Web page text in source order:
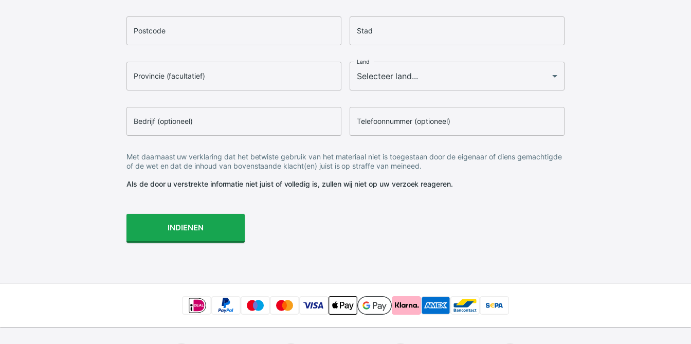
Postcode Stad
Provincie (facultatief)
Land
Bedrijf (optioneel) Telefoonnummer (optioneel)
Met daarnaast uw verklaring dat het betwiste gebruik van het materiaal niet is toegestaan door de eigenaar of diens gemachtigde
of de wet en dat de inhoud van bovenstaande klacht(en) juist is op straffe van meineed.
Als de door u verstrekte informatie niet juist of volledig is, zullen wij niet op uw verzoek reageren.
INDIENEN